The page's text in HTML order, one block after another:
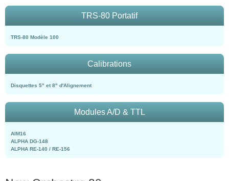
TRS-80 Portatif
TRS-80 Modèle 100
Calibrations
Disquettes 5" et 8" d'Alignement
Modules A/D & TTL
AIM16
ALPHA DG-148
ALPHA RE-140 / RE-156